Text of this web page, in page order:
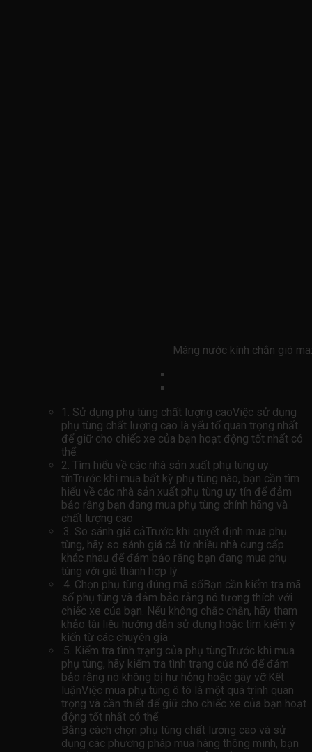
Máng nước kính chắn gió
1. Sử dụng phụ tùng chất lượng caoViệc sử dụng
phụ tùng chất lượng cao là yếu tố quan trọng nhất
để giữ cho chiếc xe của bạn hoạt động tốt nhất có
thể.
2. Tìm hiểu về các nhà sản xuất phụ tùng uy
tínTrước khi mua bất kỳ phụ tùng nào, bạn cần tìm
hiểu về các nhà sản xuất phụ tùng uy tín để đảm
bảo rằng bạn đang mua phụ tùng chính hãng và
chất lượng cao
.3. So sánh giá cảTrước khi quyết định mua phụ
tùng, hãy so sánh giá cả từ nhiều nhà cung cấp
khác nhau để đảm bảo rằng bạn đang mua phụ
tùng với giá thành hợp lý
.4. Chọn phụ tùng đúng mã sốBạn cần kiểm tra mã
số phụ tùng và đảm bảo rằng nó tương thích với
chiếc xe của bạn. Nếu không chắc chắn, hãy tham
khảo tài liệu hướng dẫn sử dụng hoặc tìm kiếm ý
kiến ​​từ các chuyên gia
.5. Kiểm tra tình trạng của phụ tùngTrước khi mua
phụ tùng, hãy kiểm tra tình trạng của nó để đảm
bảo rằng nó không bị hư hỏng hoặc gãy vỡ.Kết
luậnViệc mua phụ tùng ô tô là một quá trình quan
trọng và cần thiết để giữ cho chiếc xe của bạn hoạt
động tốt nhất có thể.
Bằng cách chọn phụ tùng chất lượng cao và sử
dụng các phương pháp mua hàng thông minh, bạn